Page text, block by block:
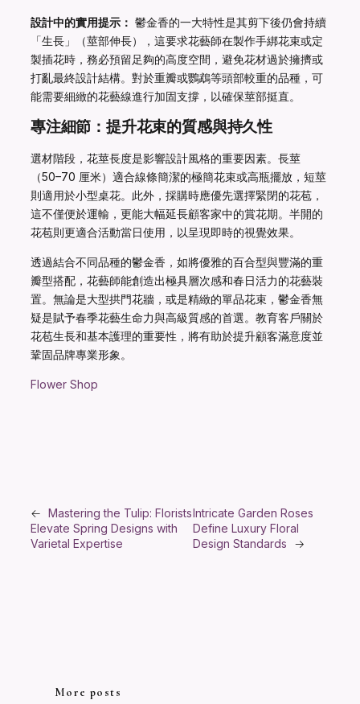
設計中的實用提示： 鬱金香的一大特性是其剪下後仍會持續
「生長」（莖部伸長），這要求花藝師在製作手綁花束或定
製插花時，務必預留足夠的高度空間，避免花材過於擁擠或
打亂最終設計結構。對於重瓣或鸚鵡等頭部較重的品種，可
能需要細緻的花藝線進行加固支撐，以確保莖部挺直。
專注細節：提升花束的質感與持久性
選材階段，花莖長度是影響設計風格的重要因素。長莖
（50–70 厘米）適合線條簡潔的極簡花束或高瓶擺放，短莖
則適用於小型桌花。此外，採購時應優先選擇緊閉的花苞，
這不僅便於運輸，更能大幅延長顧客家中的賞花期。半開的
花苞則更適合活動當日使用，以呈現即時的視覺效果。
透過結合不同品種的鬱金香，如將優雅的百合型與豐滿的重
瓣型搭配，花藝師能創造出極具層次感和春日活力的花藝裝
置。無論是大型拱門花牆，或是精緻的單品花束，鬱金香無
疑是賦予春季花藝生命力與高級質感的首選。教育客戶關於
花苞生長和基本護理的重要性，將有助於提升顧客滿意度並
鞏固品牌專業形象。
Flower Shop
← Mastering the Tulip: Florists
Elevate Spring Designs with
Varietal Expertise
Intricate Garden Roses
Define Luxury Floral
Design Standards
→
More posts